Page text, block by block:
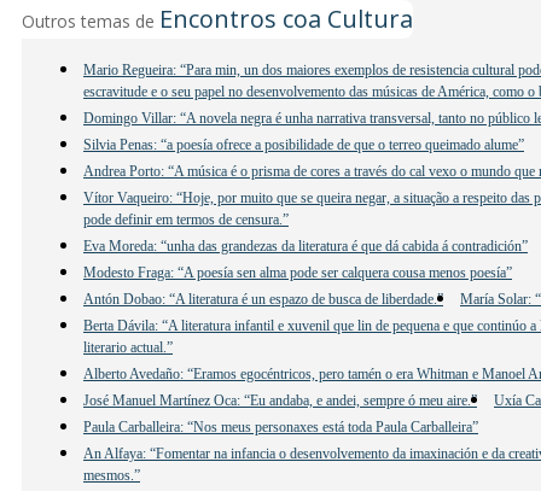
Outros temas de Encontros coa Cultura
Mario Regueira: “Para min, un dos maiores exemplos de resistencia cultural
escravitude e o seu papel no desenvolvemento das músicas de América, como o
Domingo Villar: “A novela negra é unha narrativa transversal, tanto no público
Silvia Penas: “a poesía ofrece a posibilidade de que o terreo queimado alume”
Andrea Porto: “A música é o prisma de cores a través do cal vexo o mundo que
Vítor Vaqueiro: “Hoje, por muito que se queira negar, a situação a respeito das
pode definir em termos de censura.”
Eva Moreda: “unha das grandezas da literatura é que dá cabida á contradición”
Modesto Fraga: “A poesía sen alma pode ser calquera cousa menos poesía”
Antón Dobao: “A literatura é un espazo de busca de liberdade.”
María Solar:
Berta Dávila: “A literatura infantil e xuvenil que lin de pequena e que continúo
literario actual.”
Alberto Avedaño: “Eramos egocéntricos, pero tamén o era Whitman e Manoel
José Manuel Martínez Oca: “Eu andaba, e andei, sempre ó meu aire.”
Uxía
Paula Carballeira: “Nos meus personaxes está toda Paula Carballeira”
An Alfaya: “Fomentar na infancia o desenvolvemento da imaxinación e da
mesmos.”